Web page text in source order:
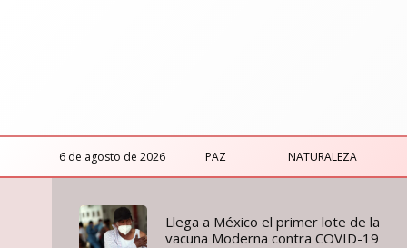
6 de agosto de 2026 PAZ NATURALEZA
Llega a México el primer lote de la
vacuna Moderna contra COVID-19